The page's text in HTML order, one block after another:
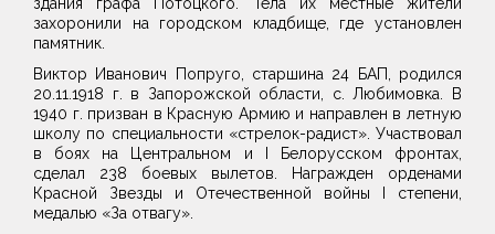
захоронили на городском кладбище, где установлен
памятник.
Виктор Иванович Попруго, старшина 24 БАП, родился
20.11.1918 г. в Запорожской области, с. Любимовка. В
1940 г. призван в Красную Армию и направлен в летную
школу по специальности «стрелок-радист». Участвовал
в боях на Центральном и I Белорусском фронтах,
сделал 238 боевых вылетов. Награжден орденами
Красной Звезды и Отечественной войны I степени,
медалью «За отвагу».